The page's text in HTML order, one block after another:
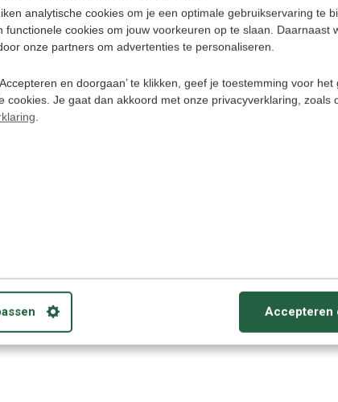
analytische cookies om je een optimale gebruikservaring te
functionele cookies om jouw voorkeuren op te slaan. Daarnaast
onze partners om advertenties te personaliseren.
en doorgaan’ te klikken, geef je toestemming voor het
cookies. Je gaat dan akkoord met onze privacyverklaring, zoals
.
Accepteren